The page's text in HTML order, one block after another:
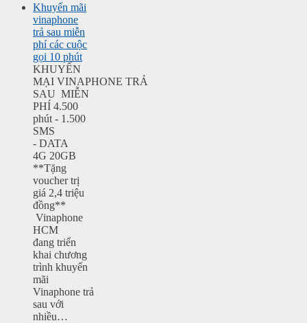
Khuyến mãi
vinaphone
trả sau miễn
phí các cuộc
gọi 10 phút
KHUYẾN
MẠI VINAPHONE TRẢ
SAU MIỄN
PHÍ 4.500
phút - 1.500
SMS
- DATA
4G 20GB
**Tặng
voucher trị
giá 2,4 triệu
đồng**
Vinaphone
HCM
đang triển
khai chương
trình khuyến
mãi
Vinaphone trả
sau với
nhiều…